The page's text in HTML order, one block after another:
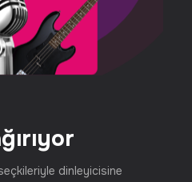
dinleyicisine